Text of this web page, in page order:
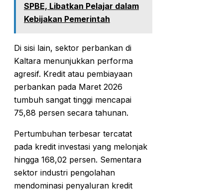
SPBE, Libatkan Pelajar dalam
Kebijakan Pemerintah
Di sisi lain, sektor perbankan di
Kaltara menunjukkan performa
agresif. Kredit atau pembiayaan
perbankan pada Maret 2026
tumbuh sangat tinggi mencapai
75,88 persen secara tahunan.
Pertumbuhan terbesar tercatat
pada kredit investasi yang melonjak
hingga 168,02 persen. Sementara
sektor industri pengolahan
mendominasi penyaluran kredit